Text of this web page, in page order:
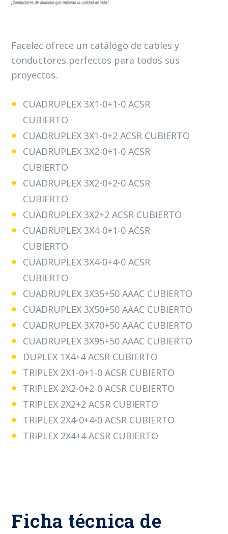
Facelec ofrece un catálogo de cables y
conductores perfectos para todos sus
proyectos.
CUADRUPLEX 3X1-0+1-0 ACSR
CUBIERTO
CUADRUPLEX 3X1-0+2 ACSR CUBIERTO
CUADRUPLEX 3X2-0+1-0 ACSR
CUBIERTO
CUADRUPLEX 3X2-0+2-0 ACSR
CUBIERTO
CUADRUPLEX 3X2+2 ACSR CUBIERTO
CUADRUPLEX 3X4-0+1-0 ACSR
CUBIERTO
CUADRUPLEX 3X4-0+4-0 ACSR
CUBIERTO
CUADRUPLEX 3X35+50 AAAC CUBIERTO
CUADRUPLEX 3X50+50 AAAC CUBIERTO
CUADRUPLEX 3X70+50 AAAC CUBIERTO
CUADRUPLEX 3X95+50 AAAC CUBIERTO
DUPLEX 1X4+4 ACSR CUBIERTO
TRIPLEX 2X1-0+1-0 ACSR CUBIERTO
TRIPLEX 2X2-0+2-0 ACSR CUBIERTO
TRIPLEX 2X2+2 ACSR CUBIERTO
TRIPLEX 2X4-0+4-0 ACSR CUBIERTO
TRIPLEX 2X4+4 ACSR CUBIERTO
Ficha técnica de